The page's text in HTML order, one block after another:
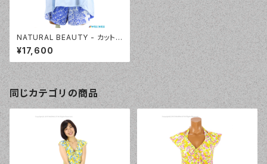
NATURAL BEAUTY - カットワ
ークベアトップス 4点セット（33
1050 - 81:サックス）
¥17,600
同じカテゴリの商品